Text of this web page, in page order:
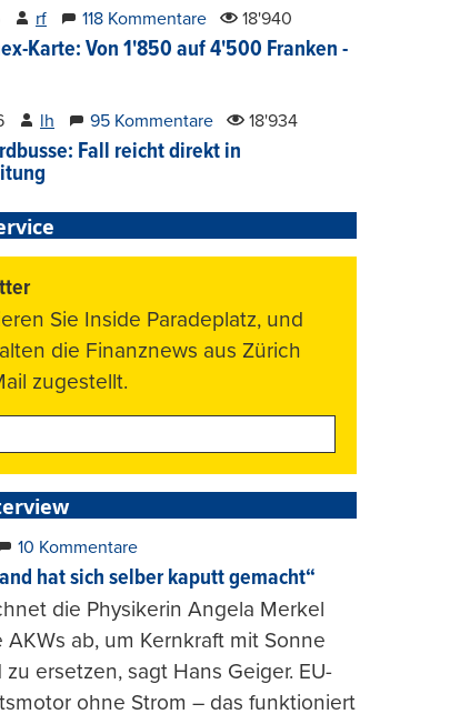
rf 118 Kommentare 18'940
Karte: Von 1'850 auf 4'500 Franken -
lh 95 Kommentare 18'934
Fall reicht direkt in
Sie Inside Paradeplatz, und
die Finanznews aus Zürich
zugestellt.
10 Kommentare
hat sich selber kaputt gemacht“
die Physikerin Angela Merkel
ab, um Kernkraft mit Sonne
ersetzen, sagt Hans Geiger. EU-
ohne Strom – das funktioniert